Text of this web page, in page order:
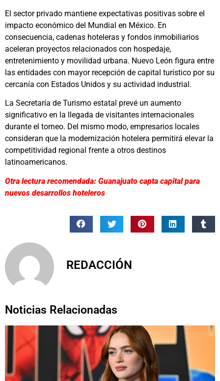
El sector privado mantiene expectativas positivas sobre el
impacto económico del Mundial en México. En
consecuencia, cadenas hoteleras y fondos inmobiliarios
aceleran proyectos relacionados con hospedaje,
entretenimiento y movilidad urbana. Nuevo León figura entre
las entidades con mayor recepción de capital turístico por su
cercanía con Estados Unidos y su actividad industrial.
La Secretaría de Turismo estatal prevé un aumento
significativo en la llegada de visitantes internacionales
durante el torneo. Del mismo modo, empresarios locales
consideran que la modernización hotelera permitirá elevar la
competitividad regional frente a otros destinos
latinoamericanos.
Otra lectura recomendada: Guanajuato capta capital para
nuevos desarrollos hoteleros
REDACCIÓN
Noticias Relacionadas